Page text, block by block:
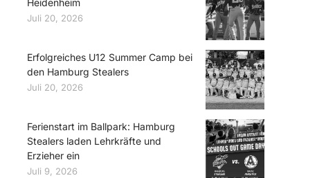
Heidenheim
Juli 20, 2026
Erfolgreiches U12 Summer Camp bei
den Hamburg Stealers
Juli 20, 2026
Ferienstart im Ballpark: Hamburg
Stealers laden Lehrkräfte und
Erzieher ein
Juli 9, 2026